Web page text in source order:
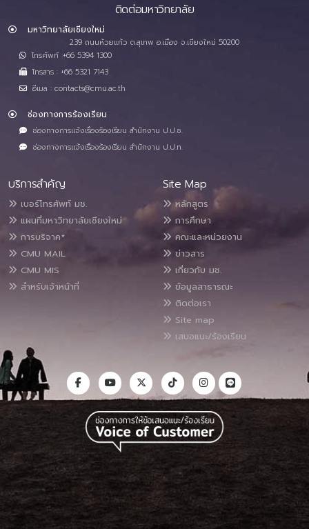
ติดต่อมหาวิทยาลัย
มหาวิทยาลัยเชียงใหม่
239 ถนนห้วยแก้ว ต.สุเทพ อ.เมือง จ.เชียงใหม่ 50200
โทรศัพท์ :+66 5394 1300
โทรสาร : +66 5321 7143
อีเมล : contacts@cmu.ac.th
ช่องทางการร้องเรียน
ช่องทางการแจ้งเรื่องร้องเรียน สำนักงาน ป.ป.ช.
ช่องทางการแจ้งเรื่องร้องเรียน สำนักงาน ป.ป.ท.
บริการสำคัญ
เบอร์โทรศัพท์ มช.
แผนที่มหาวิทยาลัยเชียงใหม่
การบริจาค*
CMU MAIL
CMU MIS
สำหรับเจ้าหน้าที่
Site Map
หลักสูตร
การศึกษา
คณะและหน่วยงาน
ข่าวสาร
เกี่ยวกับ มช.
ข้อมูลสาธารณะ
ติดต่อเรา
Site map
เสนอแนะ/ร้องเรียน